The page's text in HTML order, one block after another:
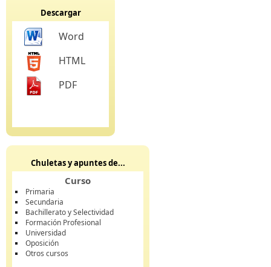
Descargar
Word
HTML
PDF
Chuletas y apuntes de...
Curso
Primaria
Secundaria
Bachillerato y Selectividad
Formación Profesional
Universidad
Oposición
Otros cursos